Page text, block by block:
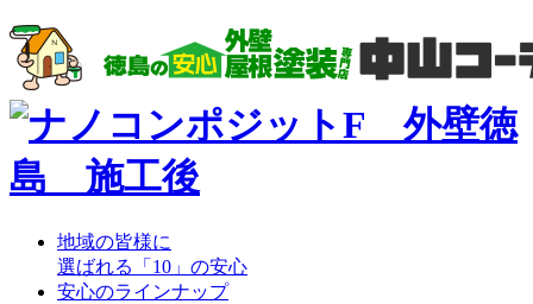
地域の皆様に
選ばれる「10」の安心
安心のラインナップ